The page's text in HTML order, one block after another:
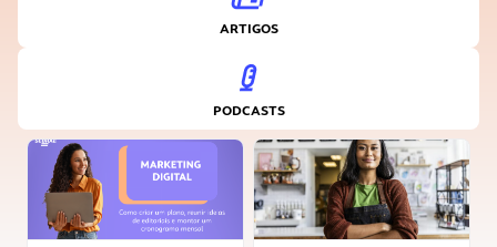
ARTIGOS
PODCASTS